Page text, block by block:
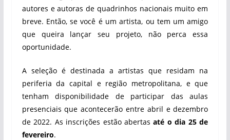
autores e autoras de quadrinhos nacionais muito em
breve. Então, se você é um artista, ou tem um amigo
que queira lançar seu projeto, não perca essa
oportunidade.
A seleção é destinada a artistas que residam na
periferia da capital e região metropolitana, e que
tenham disponibilidade de participar das aulas
presenciais que acontecerão entre abril e dezembro
de 2022. As inscrições estão abertasaté o dia 25 de
fevereiro.